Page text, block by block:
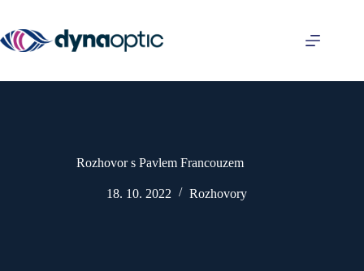
content
Rozhovor s Pavlem Francouzem
18. 10. 2022 Rozhovory